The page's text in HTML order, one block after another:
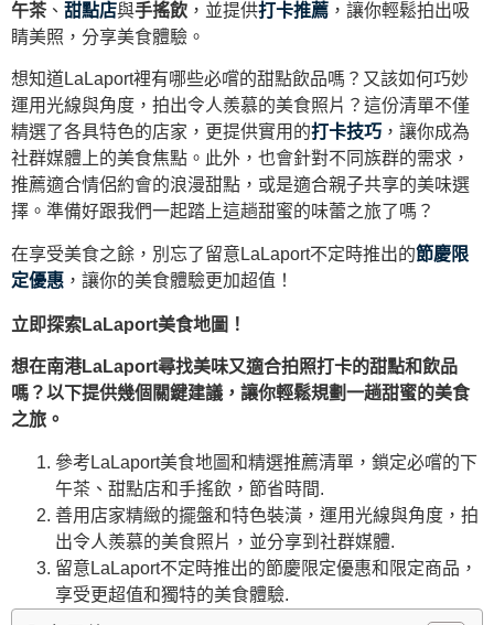
午茶、 甜點店與手搖飲 ，並提供打卡推薦 ，讓你輕鬆拍出吸
睛美照，分享美食體驗。
想知道LaLaport裡有哪些必嚐的甜點飲品嗎？又該如何巧妙
運用光線與角度，拍出令人羨慕的美食照片？這份清單不僅
精選了各具特色的店家，更提供實用的打卡技巧 ，讓你成為
社群媒體上的美食焦點。此外，也會針對不同族群的需求，
推薦適合情侶約會的浪漫甜點，或是適合親子共享的美味選
擇。準備好跟我們一起踏上這趟甜蜜的味蕾之旅了嗎？
在享受美食之餘，別忘了留意LaLaport不定時推出的節慶限
定優惠 ，讓你的美食體驗更加超值！
立即探索LaLaport美食地圖！
想在南港LaLaport尋找美味又適合拍照打卡的甜點和飲品
嗎？以下提供幾個關鍵建議，讓你輕鬆規劃一趟甜蜜的美食
之旅。
參考LaLaport美食地圖和精選推薦清單，鎖定必嚐的下
午茶、甜點店和手搖飲，節省時間.
善用店家精緻的擺盤和特色裝潢，運用光線與角度，拍
出令人羨慕的美食照片，並分享到社群媒體.
留意LaLaport不定時推出的節慶限定優惠和限定商品，
享受更超值和獨特的美食體驗.